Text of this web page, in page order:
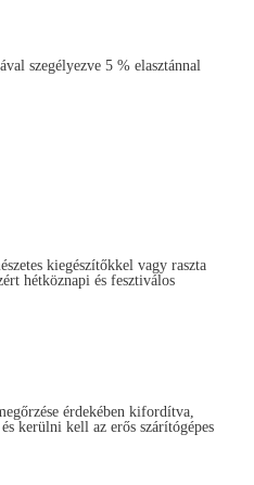
szegélyezve 5 % elasztánnal
kiegészítőkkel vagy raszta
hétköznapi és fesztiválos
érdekében kifordítva,
kerülni kell az erős szárítógépes